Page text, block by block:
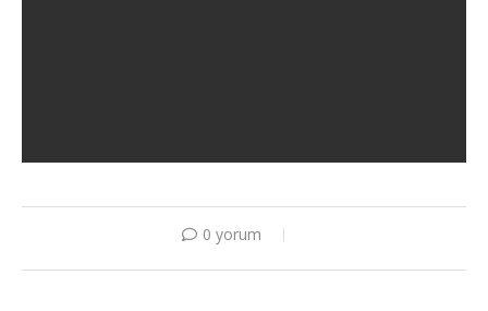
0 yorum